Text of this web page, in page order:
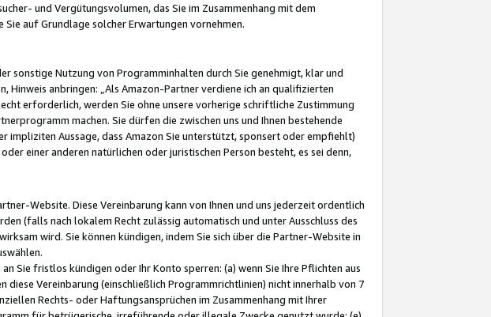
und Vergütungsvolumen, das Sie im Zusammenhang mit dem
auf Grundlage solcher Erwartungen vornehmen.
sonstige Nutzung von Programminhalten durch Sie genehmigt, klar und
Hinweis anbringen: „Als Amazon-Partner verdiene ich an qualifizierten
erforderlich, werden Sie ohne unsere vorherige schriftliche Zustimmung
machen. Sie dürfen die zwischen uns und Ihnen bestehende
impliziten Aussage, dass Amazon Sie unterstützt, sponsert oder empfiehlt)
einer anderen natürlichen oder juristischen Person besteht, es sei denn,
Website. Diese Vereinbarung kann von Ihnen und uns jederzeit ordentlich
(falls nach lokalem Recht zulässig automatisch und unter Ausschluss des
wird. Sie können kündigen, indem Sie sich über die Partner-Website in
Sie fristlos kündigen oder Ihr Konto sperren: (a) wenn Sie Ihre Pflichten aus
Vereinbarung (einschließlich Programmrichtlinien) nicht innerhalb von 7
Rechts- oder Haftungsansprüchen im Zusammenhang mit Ihrer